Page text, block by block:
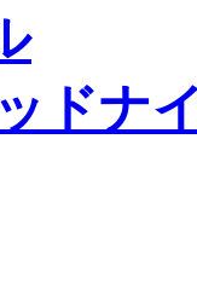
ッドナ